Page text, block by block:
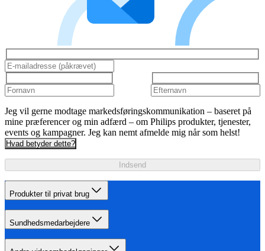
Jeg vil gerne modtage markedsføringskommunikation – baseret på
mine præferencer og min adfærd – om Philips produkter, tjenester,
events og kampagner. Jeg kan nemt afmelde mig når som helst!
Hvad betyder dette?
Indsend
Produkter til privat brug
Sundhedsmedarbejdere